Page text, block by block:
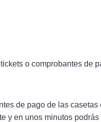
o comprobantes de
de pago de las casetas
y en unos minutos